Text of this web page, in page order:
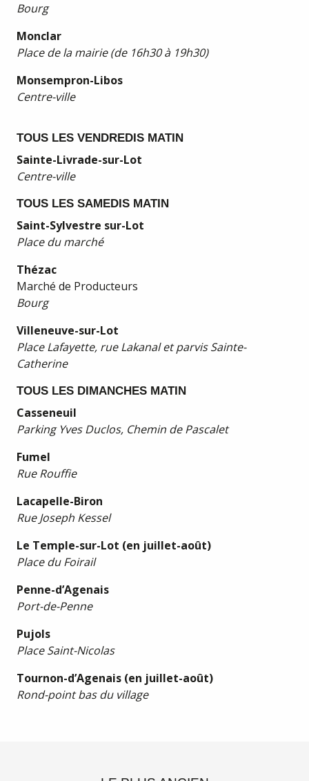
Bourg
Monclar
Place de la mairie (de 16h30 à 19h30)
Monsempron-Libos
Centre-ville
TOUS LES VENDREDIS MATIN
Sainte-Livrade-sur-Lot
Centre-ville
TOUS LES SAMEDIS MATIN
Saint-Sylvestre sur-Lot
Place du marché
Thézac
Marché de Producteurs
Bourg
Villeneuve-sur-Lot
Place Lafayette, rue Lakanal et parvis Sainte-
Catherine
TOUS LES DIMANCHES MATIN
Casseneuil
Parking Yves Duclos, Chemin de Pascalet
Fumel
Rue Rouffie
Lacapelle-Biron
Rue Joseph Kessel
Le Temple-sur-Lot (en juillet-août)
Place du Foirail
Penne-d’Agenais
Port-de-Penne
Pujols
Place Saint-Nicolas
Tournon-d’Agenais (en juillet-août)
Rond-point bas du village